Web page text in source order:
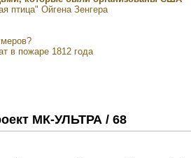
птица" Ойгена Зенгера
в пожаре 1812 года
МК-УЛЬТРА / 68